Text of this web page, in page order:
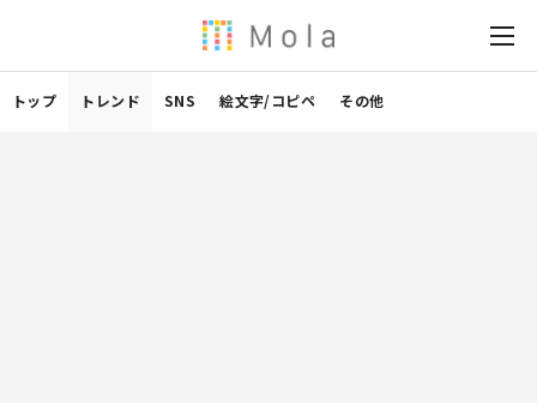
トップ トレンド SNS 絵文字/コピペ その他